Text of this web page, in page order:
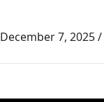
December 7, 2025/